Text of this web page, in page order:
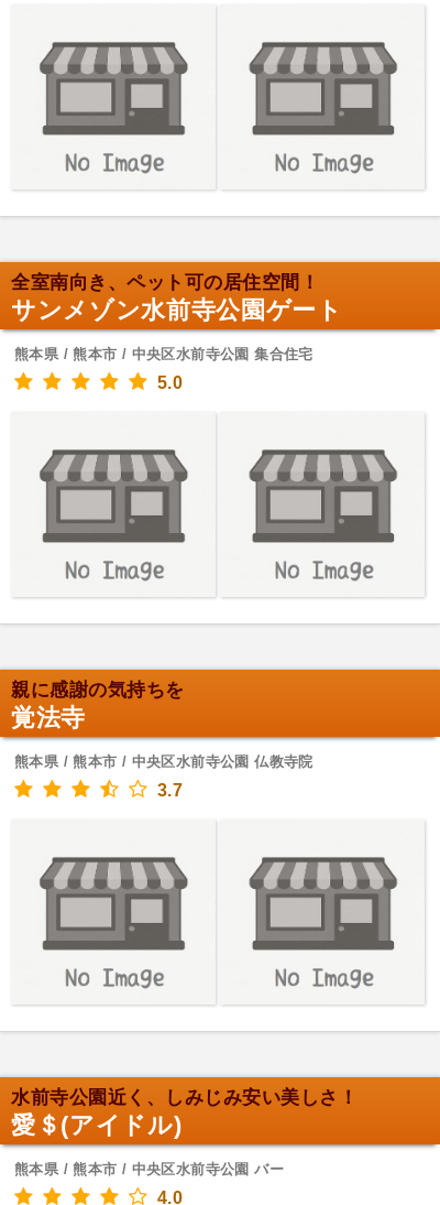
全室南向き、ペット可の居住空間！
サンメゾン水前寺公園ゲート
熊本県 / 熊本市 / 中央区水前寺公園 集合住宅
5.0
親に感謝の気持ちを
覚法寺
熊本県 / 熊本市 / 中央区水前寺公園 仏教寺院
3.7
水前寺公園近く、しみじみ安い美しさ！
愛＄(アイドル)
熊本県 / 熊本市 / 中央区水前寺公園 バー
4.0